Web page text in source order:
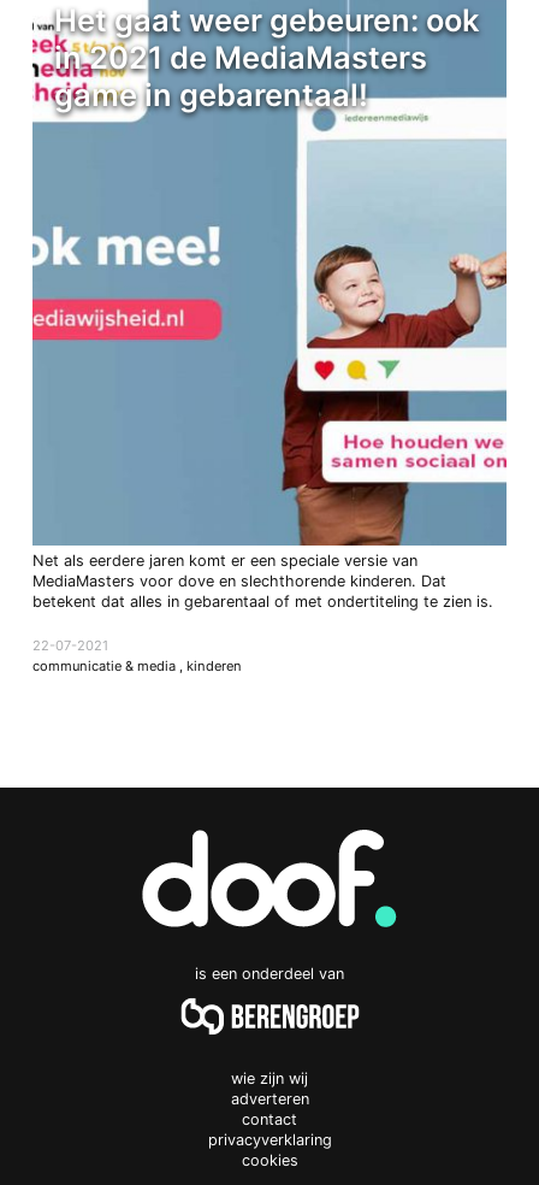
Het gaat weer gebeuren: ook
in 2021 de MediaMasters
game in gebarentaal!
Net als eerdere jaren komt er een speciale versie van
MediaMasters voor dove en slechthorende kinderen. Dat
betekent dat alles in gebarentaal of met ondertiteling te zien is.
22-07-2021
communicatie & media , kinderen
is een onderdeel van
wie zijn wij
adverteren
contact
privacyverklaring
cookies